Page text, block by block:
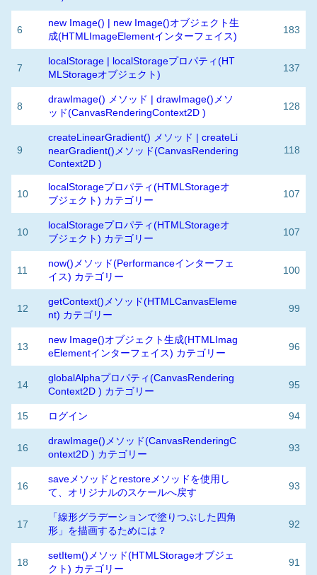
6
new Image() | new Image()オブジェクト生
成(HTMLImageElementインターフェイス)
183
7
localStorage | localStorageプロパティ(HT
MLStorageオブジェクト)
137
8
drawImage() メソッド | drawImage()メソ
ッド(CanvasRenderingContext2D )
128
9
createLinearGradient() メソッド | createLi
nearGradient()メソッド(CanvasRendering
Context2D )
118
10
localStorageプロパティ(HTMLStorageオ
ブジェクト) カテゴリー
107
10
localStorageプロパティ(HTMLStorageオ
ブジェクト) カテゴリー
107
11
now()メソッド(Performanceインターフェ
イス) カテゴリー
100
12
getContext()メソッド(HTMLCanvasEleme
nt) カテゴリー
99
13
new Image()オブジェクト生成(HTMLImag
eElementインターフェイス) カテゴリー
96
14
globalAlphaプロパティ(CanvasRendering
Context2D ) カテゴリー
95
15 ログイン 94
16
drawImage()メソッド(CanvasRenderingC
ontext2D ) カテゴリー
93
16
saveメソッドとrestoreメソッドを使用し
て、オリジナルのスケールへ戻す
93
17
「線形グラデーションで塗りつぶした四角
形」を描画するためには？
92
18
setItem()メソッド(HTMLStorageオブジェ
クト) カテゴリー
91